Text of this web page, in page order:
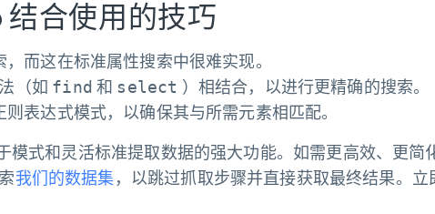
结合使用的技巧
而这在标准属性搜索中很难实现。
（如 find 和 select ）相结合，以进行更精确的搜索。
表达式模式，以确保其与所需元素相匹配。
模式和灵活标准提取数据的强大功能。如需更高效、更简
我们的数据集 ，以跳过抓取步骤并直接获取最终结果。立